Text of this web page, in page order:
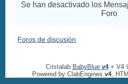
Se han desactivado los
Foro
Foros de discusión
Cristalab BabyBlue v4+ V4
Powered by ClabEngines v4,